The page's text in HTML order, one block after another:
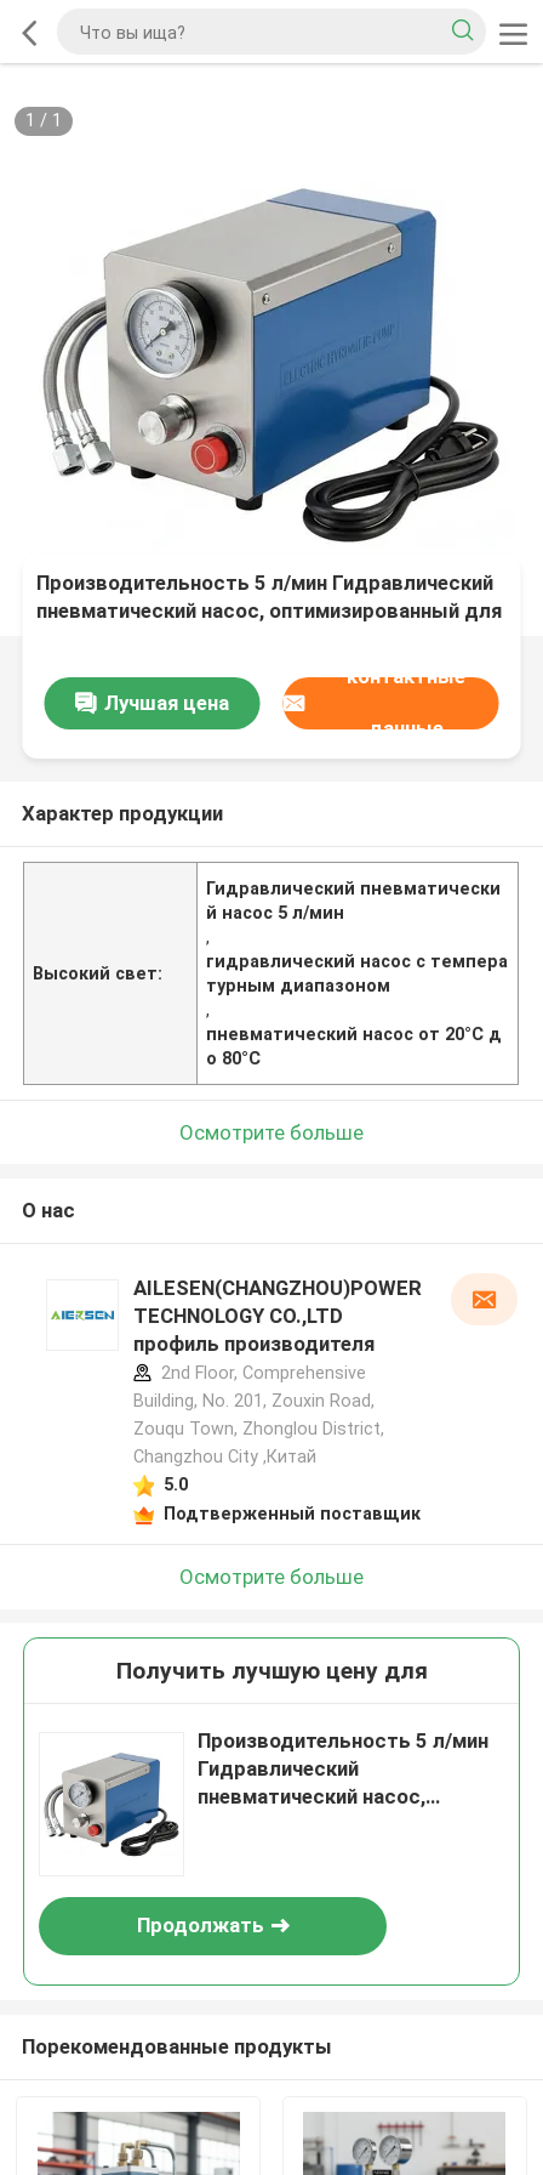
1 / 1
Производительность 5 л/мин Гидравлический
пневматический насос, оптимизированный для
устройствоЛучшая цена
контактные
данные
Характер продукции
Высокий свет:
Гидравлический пневматически
й насос 5 л/мин
,
гидравлический насос с темпера
турным диапазоном
,
пневматический насос от 20°C д
о 80°C
Осмотрите больше
О нас
AILESEN(CHANGZHOU)POWER
TECHNOLOGY CO.,LTD
профиль производителя
2nd Floor, Comprehensive
Building, No. 201, Zouxin Road,
Zouqu Town, Zhonglou District,
Changzhou City ,Китай
5.0
Подтверженный поставщик
Осмотрите больше
Получить лучшую цену для
Производительность 5 л/мин
Гидравлический
пневматический насос,
гидравлическое и
пневматическое устройство
Продолжать
Порекомендованные продукты